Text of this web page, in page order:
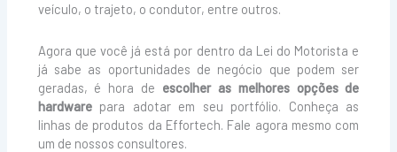
veículo, o trajeto, o condutor, entre outros.
Agora que você já está por dentro da Lei do Motorista e
já sabe as oportunidades de negócio que podem ser
geradas, é hora de escolher as melhores opções de
hardwarepara adotar em seu portfólio. Conheça as
linhas de produtos da Effortech. Fale agora mesmo com
um de nossos consultores.